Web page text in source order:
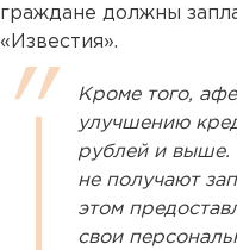
граждане должны
«Известия».
Кроме того,
улучшению
рублей и выше.
не получают
этом
свои